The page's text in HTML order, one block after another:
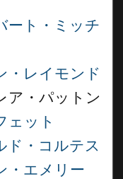
ート・ミッチ
・レイモンド
ア・パットン
ェット
ド・コルテス
・エメリー